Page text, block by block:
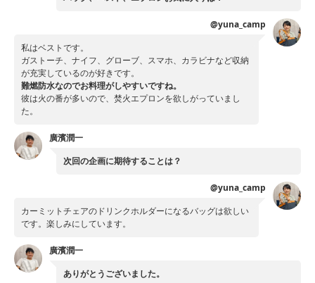
@yuna_camp
私はベストです。
ガストーチ、ナイフ、グローブ、スマホ、カラビナなど収納
が充実しているのが好きです。
難燃防水なのでお料理がしやすいですね。
彼は火の番が多いので、焚火エプロンを欲しがっていまし
た。
廣濱潤一
次回の企画に期待することは？
@yuna_camp
カーミットチェアのドリンクホルダーになるバッグは欲しい
です。楽しみにしています。
廣濱潤一
ありがとうございました。